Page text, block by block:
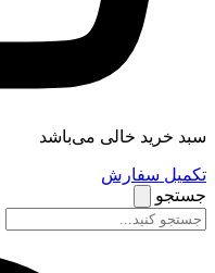
سبد خرید خالی می‌باشد
تکمیل سفارش
جستجو